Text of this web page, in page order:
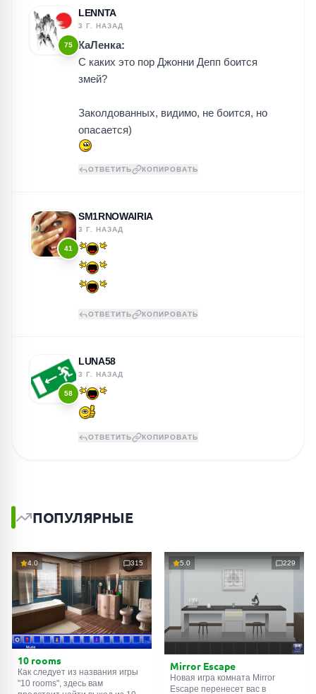
75
LENNTA
3 Г. НАЗАД
КаЛенка:
С каких это пор Джонни Депп боится
змей?
Заколдованных, видимо, не боится, но
опасается)
ОТВЕТИТЬ КОПИРОВАТЬ
41
SM1RNOWAIRIA
3 Г. НАЗАД
ОТВЕТИТЬ КОПИРОВАТЬ
58
LUNA58
3 Г. НАЗАД
ОТВЕТИТЬ КОПИРОВАТЬ
ПОПУЛЯРНЫЕ
4.0 315
10 rooms
Как следует из названия игры
"10 rooms", здесь вам
5.0 229
Mirror Escape
Новая игра комната Mirror
Escape перенесет вас в